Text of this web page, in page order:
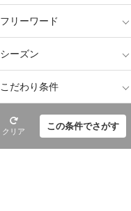
フリーワード
シーズン
こだわり条件
クリア この条件でさがす